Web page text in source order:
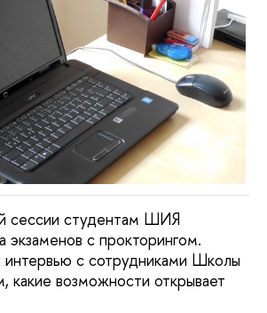
сессии студентам ШИЯ
экзаменов с прокторингом.
с сотрудниками Школы
какие возможности открывает